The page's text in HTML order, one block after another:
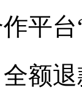
台“
额退